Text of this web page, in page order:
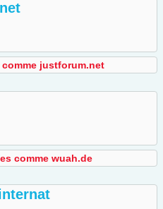
justforum.net
comme wuah.de